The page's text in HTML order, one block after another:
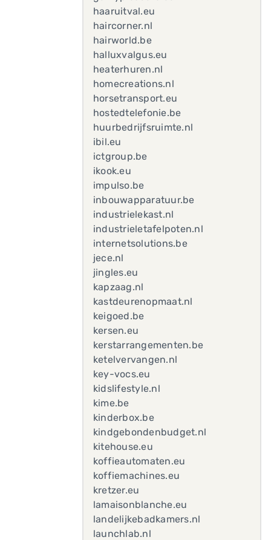
haaruitval.eu
haircorner.nl
hairworld.be
halluxvalgus.eu
heaterhuren.nl
homecreations.nl
horsetransport.eu
hostedtelefonie.be
huurbedrijfsruimte.nl
ibil.eu
ictgroup.be
ikook.eu
impulso.be
inbouwapparatuur.be
industrielekast.nl
industrieletafelpoten.nl
internetsolutions.be
jece.nl
jingles.eu
kapzaag.nl
kastdeurenopmaat.nl
keigoed.be
kersen.eu
kerstarrangementen.be
ketelvervangen.nl
key-vocs.eu
kidslifestyle.nl
kime.be
kinderbox.be
kindgebondenbudget.nl
kitehouse.eu
koffieautomaten.eu
koffiemachines.eu
kretzer.eu
lamaisonblanche.eu
landelijkebadkamers.nl
launchlab.nl